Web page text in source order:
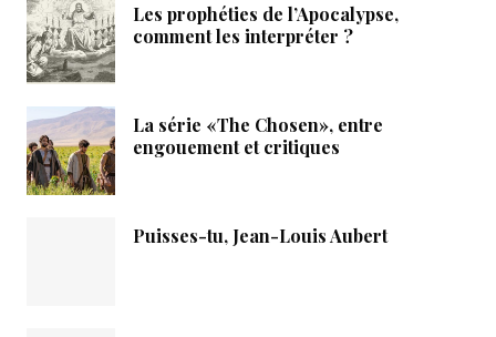
Les prophéties de l’Apocalypse,
comment les interpréter ?
La série «The Chosen», entre
engouement et critiques
Puisses-tu, Jean-Louis Aubert